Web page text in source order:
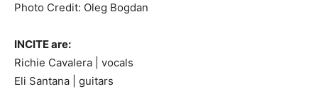
Photo Credit: Oleg Bogdan
INCITE are:
Richie Cavalera | vocals
Eli Santana | guitars